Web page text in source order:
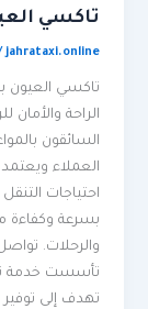
تاكسي
jahrataxi.online
/
تاكسي العيون
الراحة والأمان
السائقون
العملاء ويعتمد
احتياجات التنقل
بسرعة وكفاءة مع
تأسست خدمة
تهدف إلى توفير